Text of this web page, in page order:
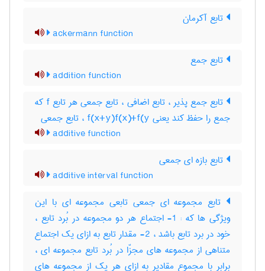
تابع آکرمان
ackermann function
تابع جمع
addition function
تابع جمع پذیر ، تابع اضافی ، تابع جمعی هر تابع f که
جمع را حفظ کند یعنی f(x+y)f(x)+f(y ، تابع جمعی
additive function
تابع بازه ای جمعی
additive interval function
تابع مجموعه ای جمعی تابعی مجموعه ای با این
ویژگی ها که : 1- اجتماع هر دو مجموعه در بُرد تابع ،
خود در برد تابع باشد ، 2- مقدار تابع به ازای یک اجتماع
متناهی از مجموعه های مجزّا در بُرد تابع مجموعه ای ،
برابر با مجموع مقادیر به ازای هر یک از مجموعه های